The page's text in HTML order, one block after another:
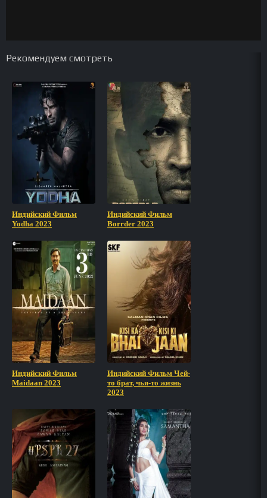
Рекомендуем смотреть
Индийский Фильм
Yodha 2023
Индийский Фильм
Borrder 2023
Индийский Фильм
Maidaan 2023
Индийский Фильм Чей-
то брат, чья-то жизнь
2023